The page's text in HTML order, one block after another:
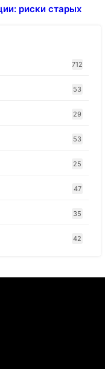
риски старых
712
53
29
53
25
47
35
42